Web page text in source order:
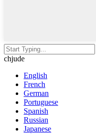
chjude
English
French
German
Portuguese
Spanish
Russian
Japanese